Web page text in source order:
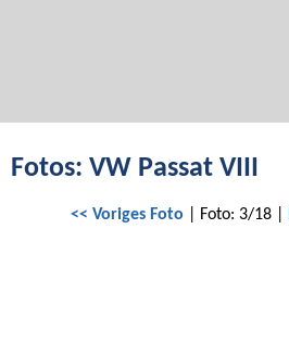
Fotos: VW Passat VIII
<< Voriges Foto | Foto: 3/18 |